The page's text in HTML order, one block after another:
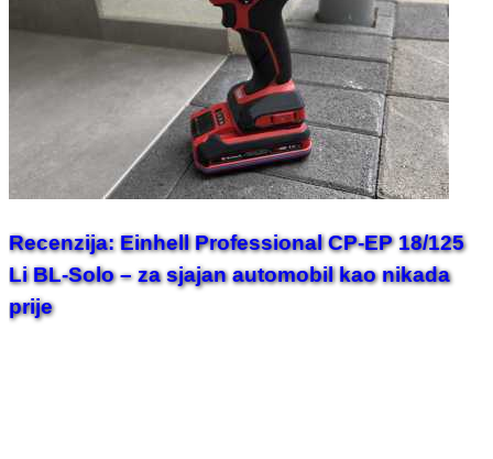
Recenzija: Einhell Professional CP-EP 18/125
Li BL-Solo – za sjajan automobil kao nikada
prije